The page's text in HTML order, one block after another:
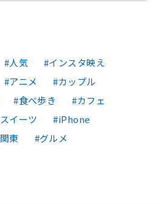
人気
インスタ映え
アニメ
カップル
食べ歩き
カフェ
スイーツ
iPhone
関東 グルメ